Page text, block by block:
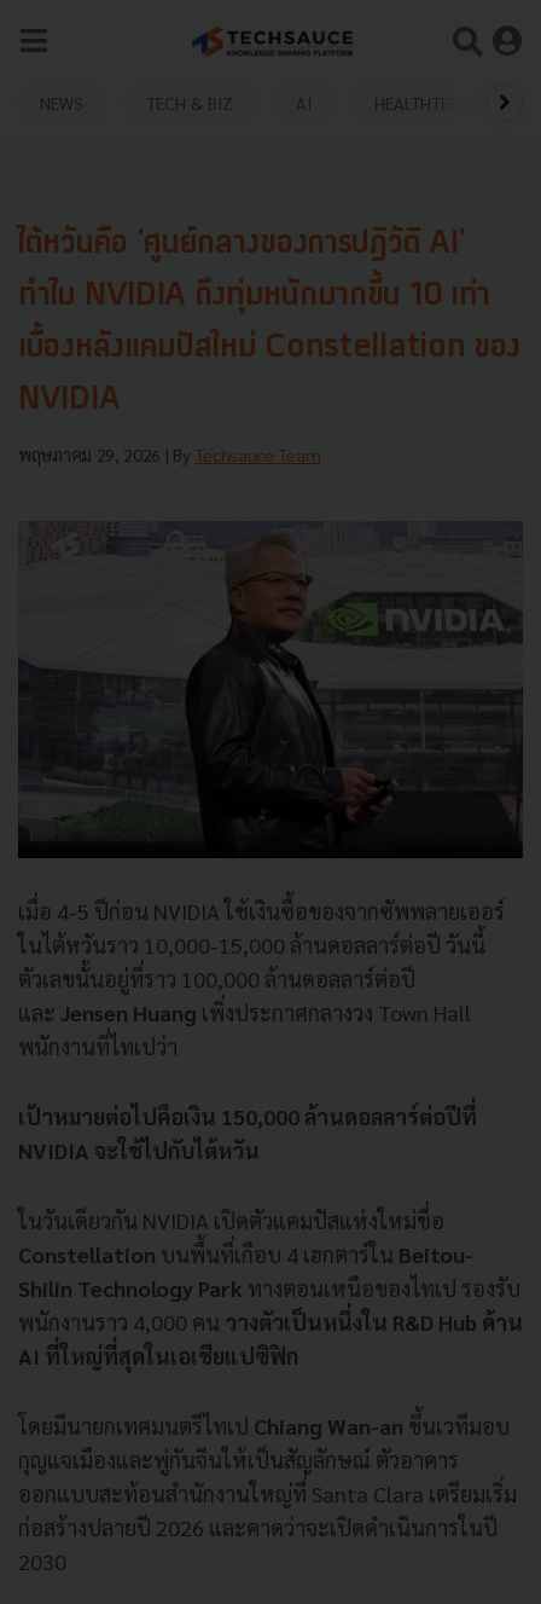
NEWS TECH & BIZ AI HEALTHTECH
ไต้หวันคือ 'ศูนย์กลางของการปฏิวัติ AI'
ทำไม NVIDIA ถึงทุ่มหนักมากขึ้น 10 เท่า
เบื้องหลังแคมปัสใหม่ Constellation ของ
NVIDIA
พฤษภาคม 29, 2026 | By Techsauce Team
เมื่อ 4-5 ปีก่อน NVIDIA ใช้เงินซื้อของจากซัพพลายเออร์
ในไต้หวันราว 10,000-15,000 ล้านดอลลาร์ต่อปี วันนี้
ตัวเลขนั้นอยู่ที่ราว 100,000 ล้านดอลลาร์ต่อปี
และ Jensen Huang เพิ่งประกาศกลางวง Town Hall
พนักงานที่ไทเปว่า
เป้าหมายต่อไปคือเงิน 150,000 ล้านดอลลาร์ต่อปีที่
NVIDIA จะใช้ไปกับไต้หวัน
ในวันเดียวกัน NVIDIA เปิดตัวแคมปัสแห่งใหม่ชื่อ
Constellation บนพื้นที่เกือบ 4 เฮกตาร์ใน Beitou-
Shilin Technology Park ทางตอนเหนือของไทเป รองรับ
พนักงานราว 4,000 คน วางตัวเป็นหนึ่งใน R&D Hub ด้าน
AI ที่ใหญ่ที่สุดในเอเชียแปซิฟิก
โดยมีนายกเทศมนตรีไทเป Chiang Wan-an ขึ้นเวทีมอบ
กุญแจเมืองและพู่กันจีนให้เป็นสัญลักษณ์ ตัวอาคาร
ออกแบบสะท้อนสำนักงานใหญ่ที่ Santa Clara เตรียมเริ่ม
ก่อสร้างปลายปี 2026 และคาดว่าจะเปิดดำเนินการในปี
2030